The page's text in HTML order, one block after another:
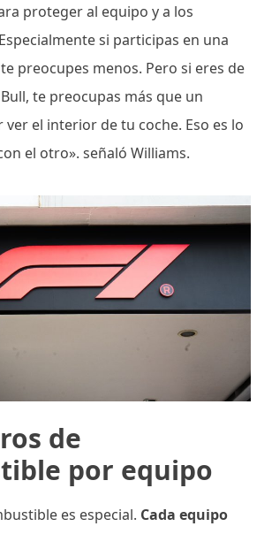
proteger al equipo y a los
si participas en una
preocupes menos. Pero si eres de
te preocupas más que un
el interior de tu coche. Eso es lo
el otro». señaló Williams.
de
por equipo
es especial. Cada equipo